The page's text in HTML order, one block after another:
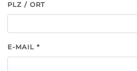
PLZ / ORT
E-MAIL *